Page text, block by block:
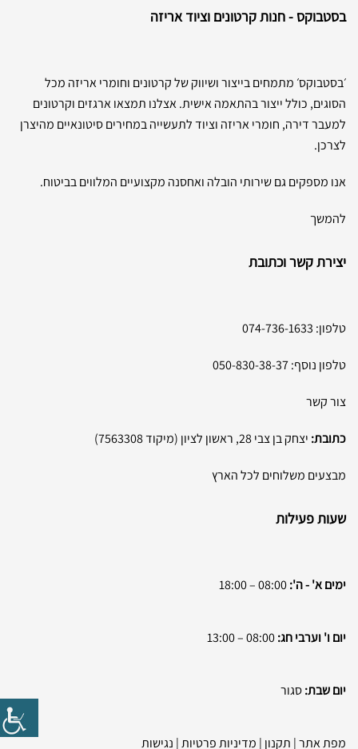
בסטבוקס - חנות קרטונים וציוד אריזה
׳בסטבוקס׳ מתמחים בייצור ושיווק של קרטונים וחומרי אריזה מכל
הסוגים, כולל ייצור בהתאמה אישית. אצלנו תמצאו ארגזים וקרטונים
למעבר דירה, חומרי אריזה וציוד לתעשייה במחירים סיטונאיים מהיצרן
לצרכן.
אנו מספקים גם שירותי הובלה ואחסנה מקצועיים המלווים בביטוח.
להמשך
יצירת קשר וכתובת
טלפון: 074-736-1633
טלפון נוסף:050-830-38-37
צור קשר
כתובת: יצחק בן צבי 28, ראשון לציון (מיקוד 7563308)
מבצעים משלוחים לכל הארץ
שעות פעילות
ימים א' - ה':
יום ו' וערבי חג:
יום שבת:סגור
מפת אתר| תקנון | מדיניות פרטיות| נגישות